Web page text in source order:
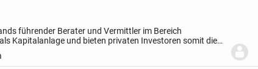
führender Berater und Vermittler im Bereich
Kapitalanlage und bieten privaten Investoren somit die
Anlageform.